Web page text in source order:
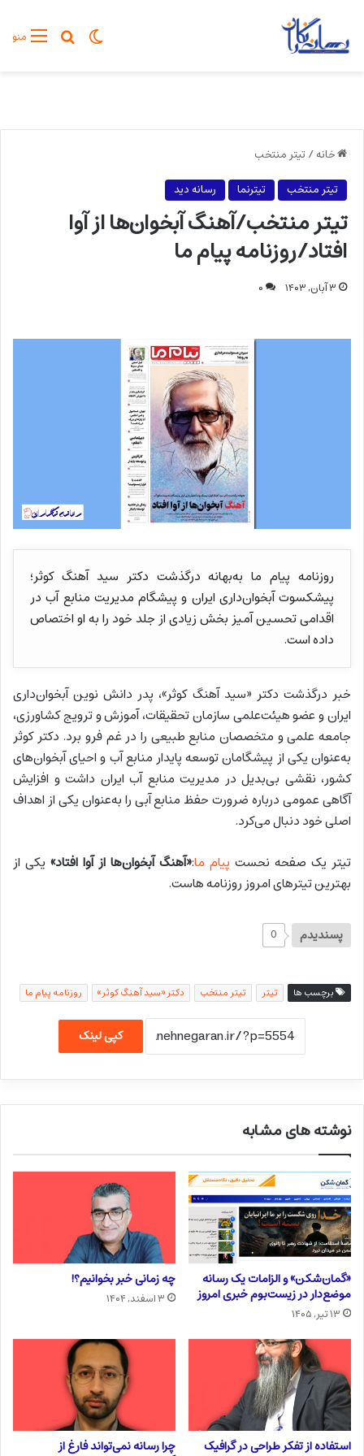
منوجستجو
تغییر پوسته
خانه/تیتر منتخب
تیتر منتخب
تیترنما رسانه دید
تیتر منتخب/آهنگ آبخوان‌ها از آوا
افتاد/روزنامه پیام ما
۳ آبان, ۱۴۰۳ ۰
روزنامه پیام ما به‌بهانه درگذشت دکتر سید آهنگ کوثر؛
پیشکسوت آبخوان‌داری ایران و پیشگام مدیریت منابع آب در
اقدامی تحسین آمیز بخش زیادی از جلد خود را به او اختصاص
داده است.
خبر درگذشت دکتر «سید آهنگ کوثر»، پدر دانش نوین آبخوان‌داری
ایران و عضو هیئت‌علمی سازمان تحقیقات، آموزش و ترویج کشاورزی،
جامعه علمی و متخصصان منابع طبیعی را در غم فرو برد. دکتر کوثر
به‌عنوان یکی از پیشگامان توسعه پایدار منابع آب و احیای آبخوان‌های
کشور، نقشی بی‌بدیل در مدیریت منابع آب ایران داشت و افزایش
آگاهی عمومی درباره ضرورت حفظ منابع آبی را به‌عنوان یکی از اهداف
اصلی خود دنبال می‌کرد.
تیتر یک صفحه نحست پیام ما:«آهنگ آبخوان‌ها از آوا افتاد» یکی از
بهترین تیترهای امروز روزنامه هاست.
پسندیدم 0
برچسب ها تیتر تیتر منتخب دکتر «سید آهنگ کوثر» روزنامه پیام ما
کپی لینک
نوشته های مشابه
«گمان‌شکن» و الزامات یک رسانه
موضع‌دار در زیست‌بوم خبری امروز
۱۳ تیر, ۱۴۰۵
چه زمانی خبر بخوانیم؟!
۳ اسفند, ۱۴۰۴
استفاده از تفکر طراحی در گرافیک چرا رسانه نمی‌تواند فارغ از